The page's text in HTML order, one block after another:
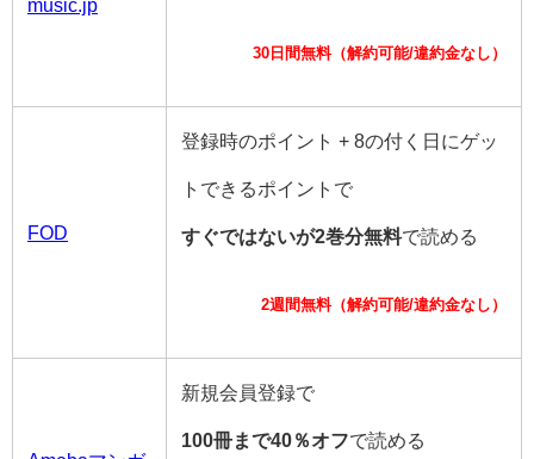
music.jp
30日間無料（解約可能/違約金なし）
FOD
登録時のポイント + 8の付く日にゲッ
トできるポイントで
すぐではないが2巻分無料で読める
2週間無料（解約可能/違約金なし）
新規会員登録で
100冊まで40％オフで読める